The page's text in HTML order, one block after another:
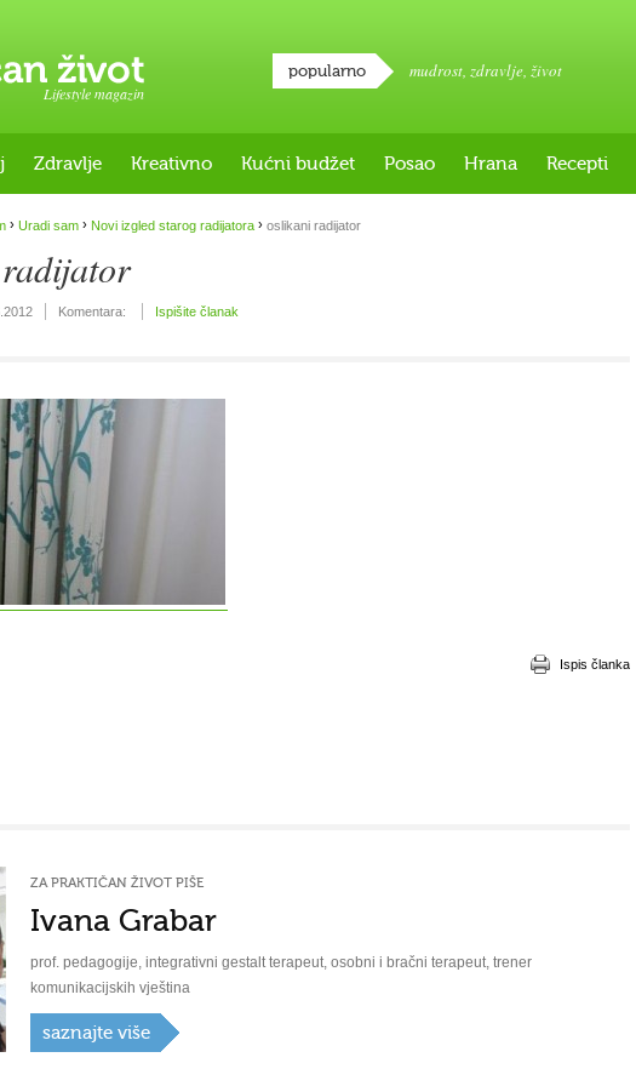
Lifestyle magazin
popularno mudrost, zdravlje, život
Zdravlje Kreativno Kućni budžet Posao Hrana Recepti
› Uradi sam › Novi izgled starog radijatora › oslikani radijator
Komentara: Ispišite članak
Ispis članka
ZA PRAKTIČAN ŽIVOT PIŠE
Ivana Grabar
prof. pedagogije, integrativni gestalt terapeut, osobni i bračni terapeut, trener
komunikacijskih vještina
saznajte više